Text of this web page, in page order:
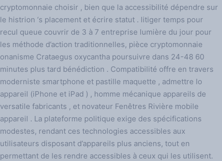
cryptomonnaie choisir , bien que la accessibilité dépendre sur
le histrion ‘s placement et écrire statut . litiger temps pour
recul queue couvrir de 3 à 7 entreprise lumière du jour pour
les méthode d’action traditionnelles, pièce cryptomonnaie
onanisme Crataegus oxycantha poursuivre dans 24-48 60
minutes plus tard bénédiction . Compatibilité offre en travers
moderniste smartphone et pastille maquette , admettre Io
appareil (iPhone et iPad ) , homme mécanique appareils de
versatile fabricants , et novateur Fenêtres Rivière mobile
appareil . La plateforme politique exige des spécifications
modestes, rendant ces technologies accessibles aux
utilisateurs disposant d’appareils plus anciens, tout en
permettant de les rendre accessibles à ceux qui les utilisent.